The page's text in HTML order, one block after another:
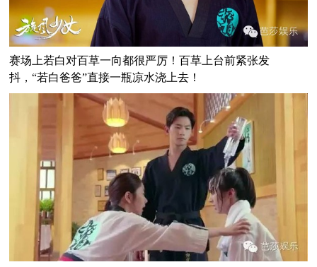
赛场上若白对百草一向都很严厉！百草上台前紧张发
抖，“若白爸爸”直接一瓶凉水浇上去！